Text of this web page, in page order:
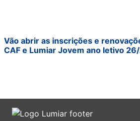
Vão abrir as inscrições e
CAF e Lumiar Jovem ano letivo